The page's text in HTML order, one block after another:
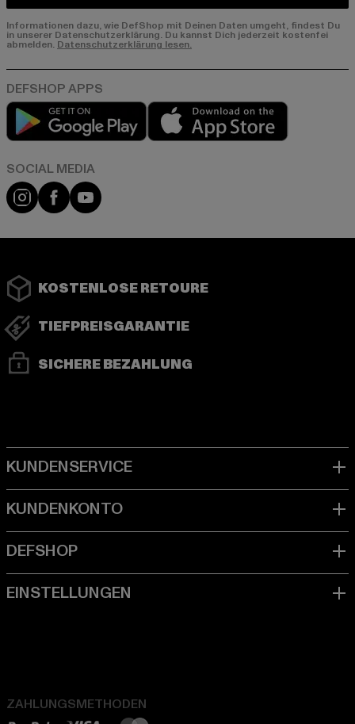
Informationen dazu, wie DefShop mit Deinen Daten umgeht, findest Du
in unserer Datenschutzerklärung. Du kannst Dich jederzeit kostenfei
abmelden. Datenschutzerklärung lesen.
Play market
Instagram
FacebookYouTube
KOSTENLOSE RETOURE
TIEFPREISGARANTIE
SICHERE BEZAHLUNG
ZAHLUNGSMETHODEN